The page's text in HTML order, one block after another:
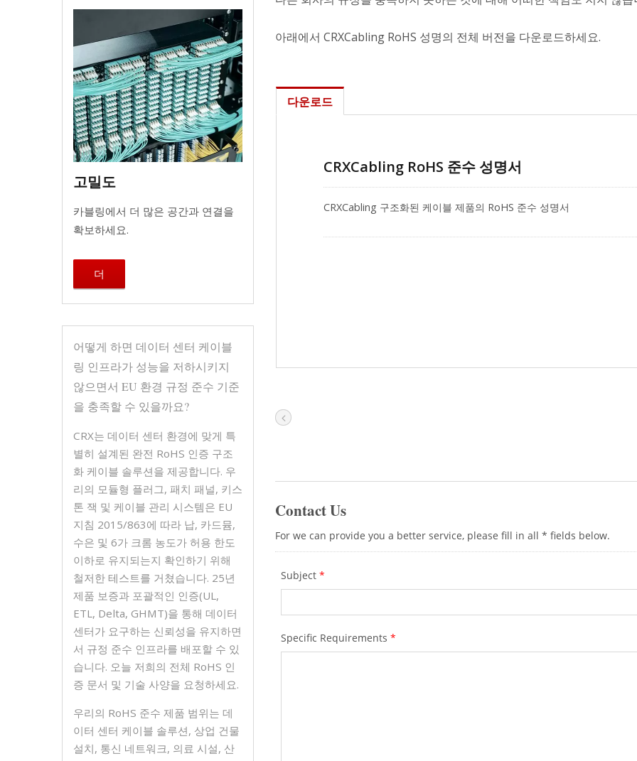
고밀도
카블링에서 더 많은 공간과 연결을
확보하세요.
더
어떻게 하면 데이터 센터 케이블
링 인프라가 성능을 저하시키지
않으면서 EU 환경 규정 준수 기준
을 충족할 수 있을까요?
CRX는 데이터 센터 환경에 맞게 특
별히 설계된 완전 RoHS 인증 구조
화 케이블 솔루션을 제공합니다. 우
리의 모듈형 플러그, 패치 패널, 키스
톤 잭 및 케이블 관리 시스템은 EU
지침 2015/863에 따라 납, 카드뮴,
수은 및 6가 크롬 농도가 허용 한도
이하로 유지되는지 확인하기 위해
철저한 테스트를 거쳤습니다. 25년
제품 보증과 포괄적인 인증(UL,
ETL, Delta, GHMT)을 통해 데이터
센터가 요구하는 신뢰성을 유지하면
서 규정 준수 인프라를 배포할 수 있
습니다. 오늘 저희의 전체 RoHS 인
증 문서 및 기술 사양을 요청하세요.
우리의 RoHS 준수 제품 범위는 데
이터 센터 케이블 솔루션, 상업 건물
설치, 통신 네트워크, 의료 시설, 산
아래에서 CRXCabling RoHS 성명의 전체 버전을 다운로드하세요.
다운로드
CRXCabling RoHS 준수 성명서
CRXCabling 구조화된 케이블 제품의 RoHS 준수 성명서